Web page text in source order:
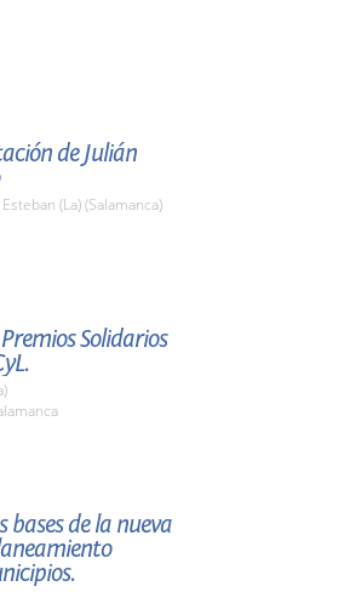
de Julián
(La) (Salamanca)
Solidarios
bases de la nueva